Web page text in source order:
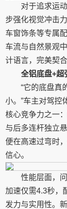
对于追求运
步强化视觉冲击
车窗饰条等专属
车流与自然景观
计语言，完美契
全铝底盘+超
“它的底盘真
小。”车主对驾控
核心竞争力之一
与后多连杆独立
便在高速过弯时
信心。
性能层面，
加速仅需4.3秒，
发力与实用性。